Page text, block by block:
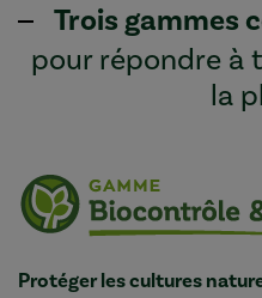
Trois gammes
pour répondre à
la
Protéger les cultures